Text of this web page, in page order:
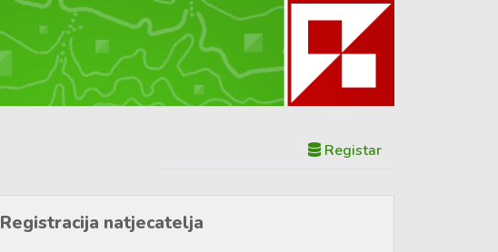
Registar
Registracija natjecatelja